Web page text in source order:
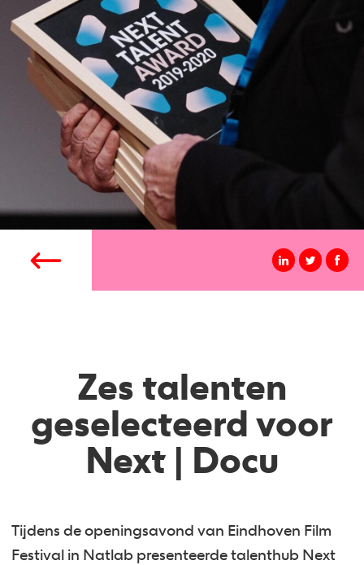
Zes talenten
geselecteerd voor
Next | Docu
Tijdens de openingsavond van Eindhoven Film
Festival in Natlab presenteerde talenthub Next